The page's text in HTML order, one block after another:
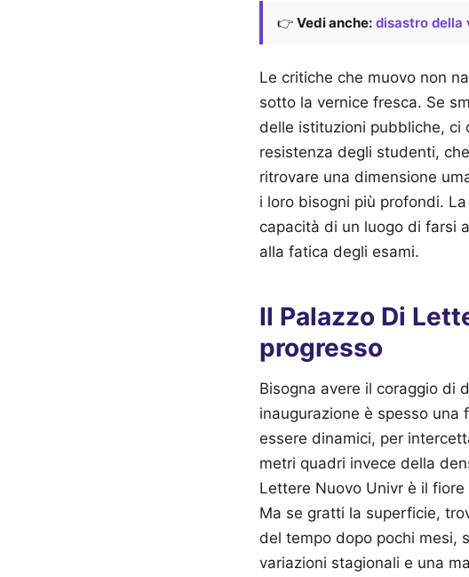
👉 Vedi anche: disastro della
Le critiche che muovo non
sotto la vernice fresca. Se
delle istituzioni pubbliche,
resistenza degli studenti,
ritrovare una dimensione
i loro bisogni più profondi.
capacità di un luogo di farsi
alla fatica degli esami.
Il Palazzo Di
progresso
Bisogna avere il coraggio di
inaugurazione è spesso
essere dinamici, per
metri quadri invece della
Lettere Nuovo Univr è il
Ma se gratti la superficie,
del tempo dopo pochi mesi,
variazioni stagionali e una